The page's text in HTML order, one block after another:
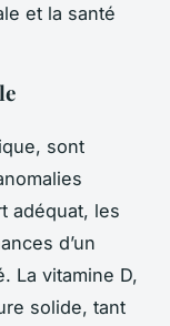
et la santé
sont
adéquat, les
d’un
La vitamine D,
solide, tant